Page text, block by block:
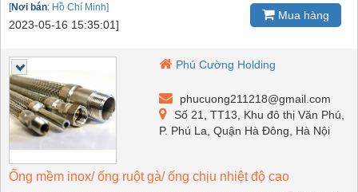
[Nơi bán: Hồ Chí Minh]
2023-05-16 15:35:01]
Mua hàng
Phú Cường Holding
phucuong211218@gmail.com
Số 21, TT13, Khu đô thị Văn Phú,
P. Phú La, Quận Hà Đông, Hà Nội
Ống mềm inox/ ống ruột gà/ ống chịu nhiệt độ cao